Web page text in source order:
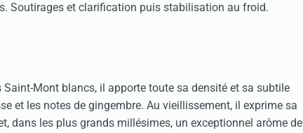
Soutirages et clarification puis stabilisation au froid.
Mont blancs, il apporte toute sa densité et sa subtile
et les notes de gingembre. Au vieillissement, il exprime sa
dans les plus grands millésimes, un exceptionnel arôme de